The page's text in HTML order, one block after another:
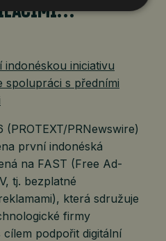
PRNewswire)
první indonéská
na FAST (Free Ad-
tj. bezplatné
která sdružuje
firmy
podpořit digitální